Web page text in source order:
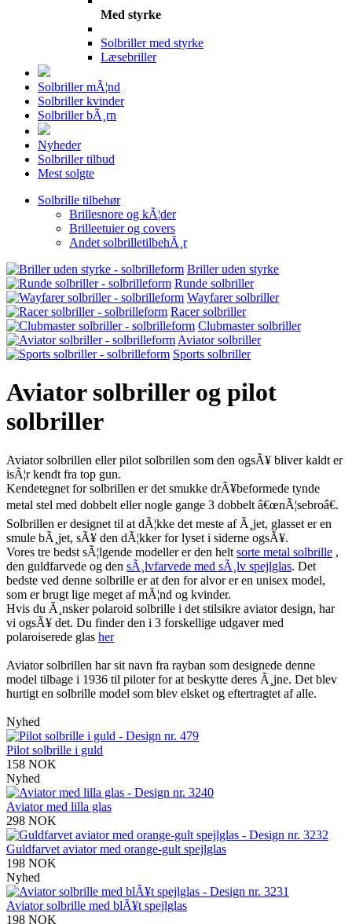
Med styrke
Solbriller med styrke
Læsebriller
Solbriller mÃ¦nd
Solbriller kvinder
Solbriller bÃ¸rn
Nyheder
Solbriller tilbud
Mest solgte
Solbrille tilbehør
Brillesnore og kÃ¦der
Brilleetuier og covers
Andet solbrilletilbehÃ¸r
Briller uden styrke
Runde solbriller
Wayfarer solbriller
Racer solbriller
Clubmaster solbriller
Aviator solbriller
Sports solbriller
Aviator solbriller og pilot
solbriller
Aviator solbrillen eller pilot solbrillen som den ogsÃ¥ bliver kaldt er
isÃ¦r kendt fra top gun.
Kendetegnet for solbrillen er det smukke drÃ¥beformede tynde
metal stel med dobbelt eller nogle gange 3 dobbelt â€œnÃ¦sebroâ€.
Solbrillen er designet til at dÃ¦kke det meste af Ã¸jet, glasset er en
smule bÃ¸jet, sÃ¥ den dÃ¦kker for lyset i siderne ogsÃ¥.
Vores tre bedst sÃ¦lgende modeller er den helt sorte metal solbrille ,
den guldfarvede og den sÃ¸lvfarvede med sÃ¸lv spejlglas. Det
bedste ved denne solbrille er at den for alvor er en unisex model,
som er brugt lige meget af mÃ¦nd og kvinder.
Hvis du Ã¸nsker polaroid solbrille i det stilsikre aviator design, har
vi ogsÃ¥ det. Du finder den i 3 forskellige udgaver med
polaroiserede glas her
Aviator solbrillen har sit navn fra rayban som designede denne
model tilbage i 1936 til piloter for at beskytte deres Ã¸jne. Det blev
hurtigt en solbrille model som blev elsket og eftertragtet af alle.
Nyhed
Pilot solbrille i guld
158 NOK
Nyhed
Aviator med lilla glas
298 NOK
Guldfarvet aviator med orange-gult spejlglas
198 NOK
Nyhed
Aviator solbrille med blÃ¥t spejlglas
198 NOK